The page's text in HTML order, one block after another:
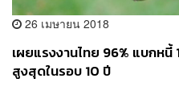
26 เมษายน 2018
เผยแรงงานไทย 96% แบกหนี้
สูงสุดในรอบ 10 ปี